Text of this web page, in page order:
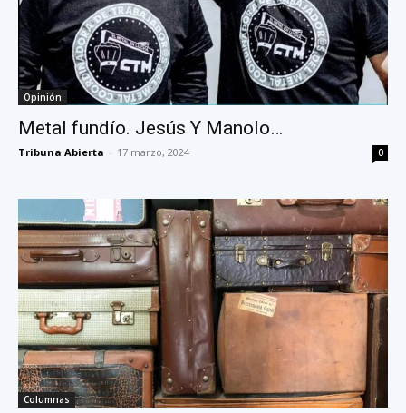
Opinión
Metal fundío. Jesús Y Manolo…
Tribuna Abierta - 17 marzo, 2024 0
Columnas